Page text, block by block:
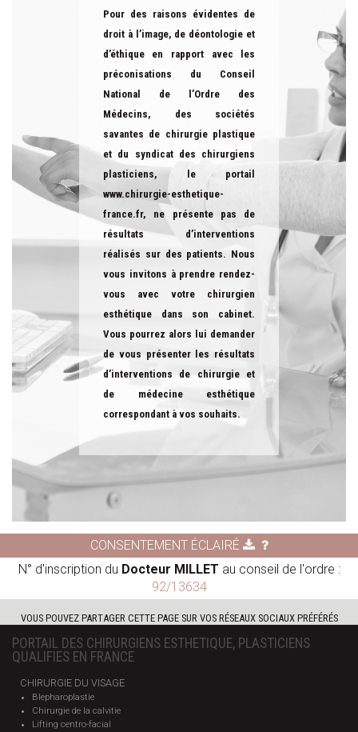
Pour des raisons évidentes de
droit à l’image, de déontologie et
d’éthique en rapport avec les
préconisations du Conseil
National de l’Ordre des
Médecins, des sociétés
savantes de chirurgie plastique
et du syndicat des chirurgiens
plasticiens, le portail
www.chirurgie-esthetique-
france.fr, ne présente pas de
résultats d’interventions
réalisés sur des patients. Nous
vous invitons à prendre rendez-
vous avec votre chirurgien
esthétique dans son cabinet.
Vous pourrez alors lui demander
de vous présenter les résultats
d’interventions de chirurgie et
de médecine esthétique
correspondant à vos souhaits.
CONSENTEMENT ÉCLAIRÉ
N° d'inscription du Docteur MILLET au conseil de l'ordre :
92/13634
VOUS POUVEZ PARTAGER CETTE PAGE SUR VOS RÉSEAUX SOCIAUX PRÉFÉRÉS
PORTAIL DES CHIRURGIENS ESTHETIQUE, PLASTICIENS
QUALIFIES EN FRANCE
CHIRURGIE DU VISAGE
Blepharoplastie
Chirurgie de la calvitie
Lifting centro-facial